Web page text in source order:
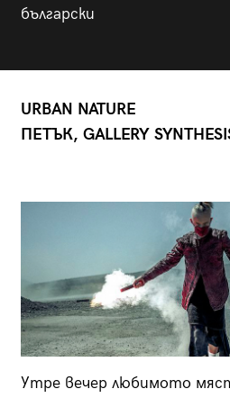
български
URBAN NATURE
ПЕТЪК, GALLERY
Утре вечер любимото